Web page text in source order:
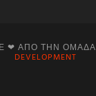
❤ ΑΠΌ ΤΗΝ ΟΜΆΔΑ
DEVELOPMENT